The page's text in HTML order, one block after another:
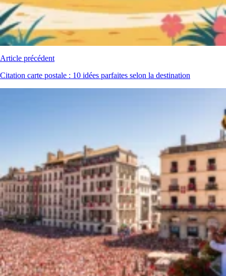
Article précédent
Citation carte postale : 10 idées parfaites selon la destination